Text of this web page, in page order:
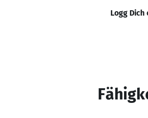
Logg Dich